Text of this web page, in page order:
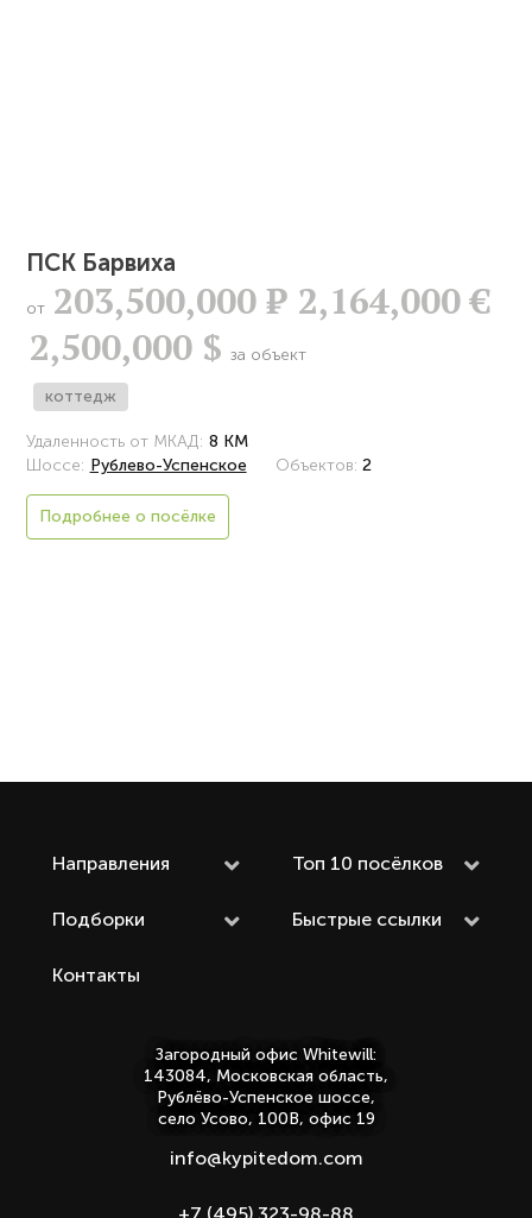
ПСК Барвиха
от 203,500,000Р 2,164,000 €
2,500,000 $ за объект
коттедж
Удаленность от МКАД: 8 КМ
Шоссе: Рублево-Успенское Объектов: 2
Подробнее о посёлке
Направления Топ 10 посёлков
Подборки Быстрые ссылки
Контакты
Загородный офис Whitewill:
143084, Московская область,
Рублёво-Успенское шоссе,
село Усово, 100В, офис 19
info@kypitedom.com